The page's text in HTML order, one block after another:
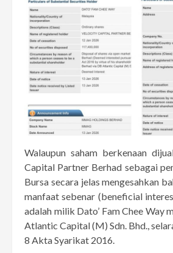
Walaupun saham berkenaan
Capital Partner Berhad sebagai
Bursa secara jelas mengesahkan
manfaat sebenar (beneficial
adalah milik Dato’ Fam Chee Way
Atlantic Capital (M) Sdn. Bhd.,
8 Akta Syarikat 2016.